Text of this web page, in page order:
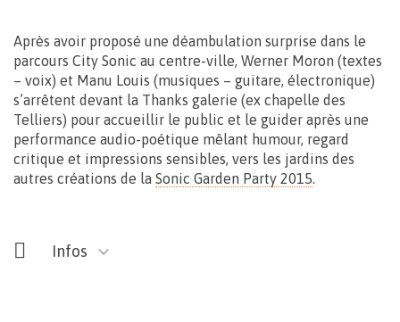
Free
Après avoir proposé une déambulation surprise dans le
parcours City Sonic au centre-ville, Werner Moron (textes
– voix) et Manu Louis (musiques – guitare, électronique)
s’arrêtent devant la Thanks galerie (ex chapelle des
Telliers) pour accueillir le public et le guider après une
performance audio-poétique mêlant humour, regard
critique et impressions sensibles, vers les jardins des
autres créations de la Sonic Garden Party 2015.
Infos